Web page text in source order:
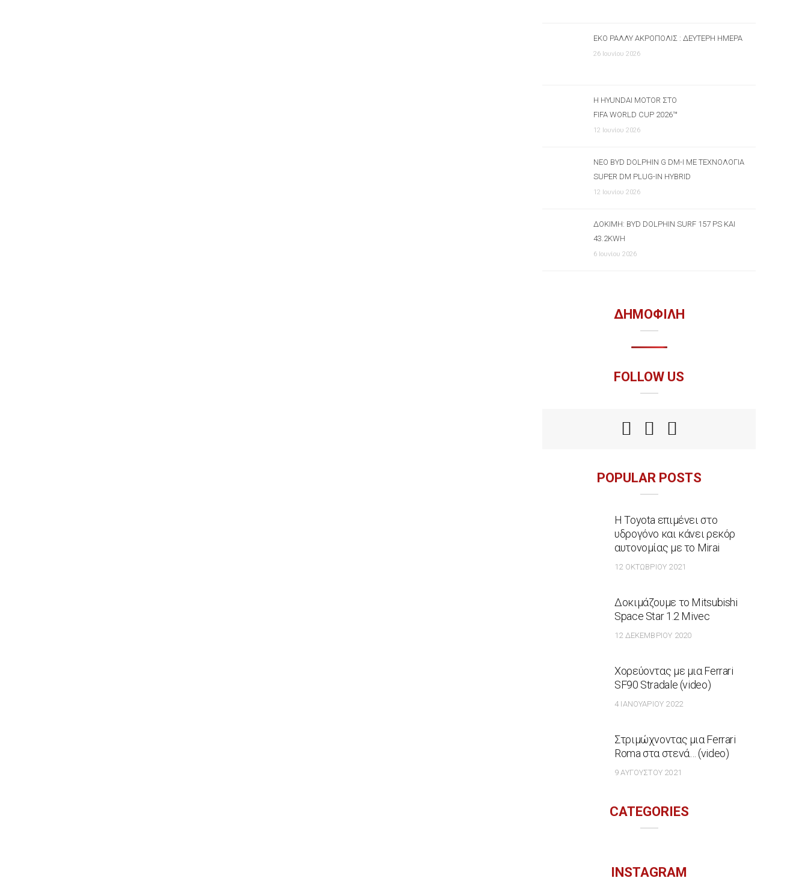
ΕΚΟ ΡΆΛΛΥ ΑΚΡΌΠΟΛΙΣ : ΔΕΎΤΕΡΗ ΗΜΈΡΑ
26 Ιουνίου 2026
Η HYUNDAI MOTOR ΣΤΟ
FIFA WORLD CUP 2026™
12 Ιουνίου 2026
ΝΈΟ BYD DOLPHIN G DM-I ΜΕ ΤΕΧΝΟΛΟΓΊΑ
SUPER DM PLUG-IN HYBRID
12 Ιουνίου 2026
ΔΟΚΙΜΉ: BYD DOLPHIN SURF 157 PS ΚΑΙ
43.2KWH
6 Ιουνίου 2026
ΔΗΜΟΦΙΛΗ
FOLLOW US
POPULAR POSTS
Η Toyota επιμένει στο
υδρογόνο και κάνει ρεκόρ
αυτονομίας με το Mirai
12 ΟΚΤΩΒΡΊΟΥ 2021
Δοκιμάζουμε το Mitsubishi
Space Star 1.2 Mivec
12 ΔΕΚΕΜΒΡΊΟΥ 2020
Χορεύοντας με μια Ferrari
SF90 Stradale (video)
4 ΙΑΝΟΥΑΡΊΟΥ 2022
Στριμώχνοντας μια Ferrari
Roma στα στενά… (video)
9 ΑΥΓΟΎΣΤΟΥ 2021
CATEGORIES
INSTAGRAM